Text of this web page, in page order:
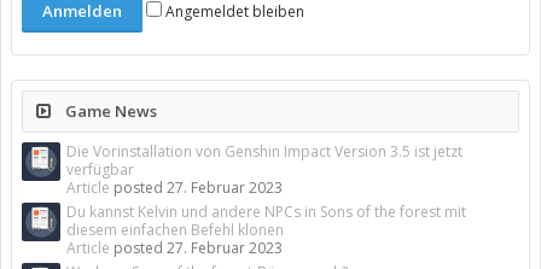
Angemeldet bleiben
Game News
Die Vorinstallation von Genshin Impact Version 3.5 ist jetzt
verfügbar
Article posted 27. Februar 2023
Du kannst Kelvin und andere NPCs in Sons of the forest mit
diesem einfachen Befehl klonen
Article posted 27. Februar 2023